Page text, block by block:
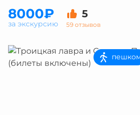
8000₽ 5
59 отзывов
за экскурсию